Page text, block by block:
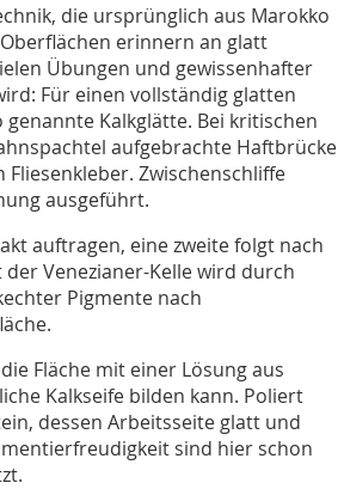
die ursprünglich aus Marokko
erinnern an glatt
Übungen und gewissenhafter
Für einen vollständig glatten
Kalkglätte. Bei kritischen
aufgebrachte Haftbrücke
Zwischenschliffe
ausgeführt.
auftragen, eine zweite folgt nach
Venezianer-Kelle wird durch
Pigmente nach
Fläche mit einer Lösung aus
Kalkseife bilden kann. Poliert
dessen Arbeitsseite glatt und
sind hier schon